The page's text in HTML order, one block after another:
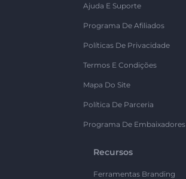
Ajuda E Suporte
Programa De Afiliados
Políticas De Privacidade
Termos E Condições
Mapa Do Site
Política De Parceria
Programa De Embaixadores
Recursos
Ferramentas Branding